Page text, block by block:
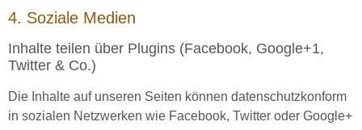
4. Soziale Medien
Inhalte teilen über Plugins (Facebook, Google+1,
Twitter & Co.)
Die Inhalte auf unseren Seiten können datenschutzkonform
in sozialen Netzwerken wie Facebook, Twitter oder Google+